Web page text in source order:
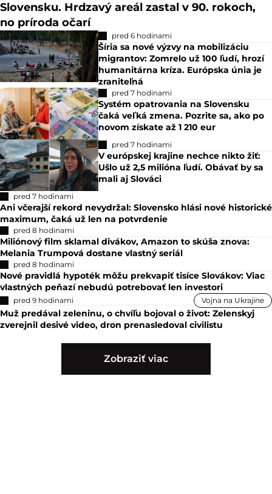
Slovensku. Hrdzavý areál zastal v 90. rokoch,
no príroda očarí
pred 6 hodinami
Šíria sa nové výzvy na mobilizáciu
migrantov: Zomrelo už 100 ľudí, hrozí
humanitárna kríza. Európska únia je
zraniteľná
pred 7 hodinami
Systém opatrovania na Slovensku
čaká veľká zmena. Pozrite sa, ako po
novom získate až 1 210 eur
pred 7 hodinami
V európskej krajine nechce nikto žiť:
Ušlo už 2,5 milióna ľudí. Obávať by sa
mali aj Slováci
pred 7 hodinami
Ani včerajší rekord nevydržal: Slovensko hlási nové historické
maximum, čaká už len na potvrdenie
pred 8 hodinami
Miliónový film sklamal divákov, Amazon to skúša znova:
Melania Trumpová dostane vlastný seriál
pred 8 hodinami
Nové pravidlá hypoték môžu prekvapiť tisíce Slovákov: Viac
vlastných peňazí nebudú potrebovať len investori
pred 9 hodinami Vojna na Ukrajine
Muž predával zeleninu, o chvíľu bojoval o život: Zelenskyj
zverejnil desivé video, dron prenasledoval civilistu
Zobraziť viac